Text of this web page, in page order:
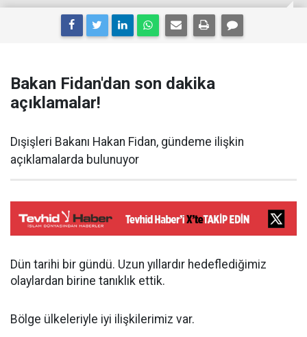
Bakan Fidan'dan son dakika
açıklamalar!
Dışişleri Bakanı Hakan Fidan, gündeme ilişkin
açıklamalarda bulunuyor
Dün tarihi bir gündü. Uzun yıllardır hedeflediğimiz
olaylardan birine tanıklık ettik.
Bölge ülkeleriyle iyi ilişkilerimiz var.